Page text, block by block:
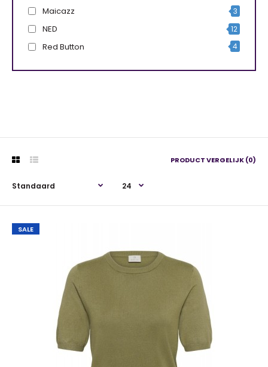
Maicazz 3
NED 12
Red Button 4
PRODUCT VERGELIJK (0)
SALE
SALE